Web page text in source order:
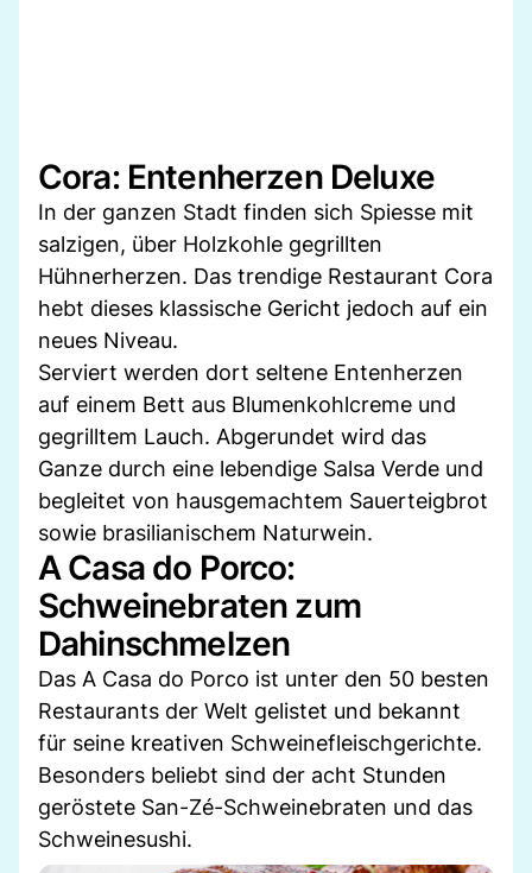
Cora: Entenherzen Deluxe
In der ganzen Stadt finden sich Spiesse mit
salzigen, über Holzkohle gegrillten
Hühnerherzen. Das trendige Restaurant Cora
hebt dieses klassische Gericht jedoch auf ein
neues Niveau.
Serviert werden dort seltene Entenherzen
auf einem Bett aus Blumenkohlcreme und
gegrilltem Lauch. Abgerundet wird das
Ganze durch eine lebendige Salsa Verde und
begleitet von hausgemachtem Sauerteigbrot
sowie brasilianischem Naturwein.
A Casa do Porco:
Schweinebraten zum
Dahinschmelzen
Das A Casa do Porco ist unter den 50 besten
Restaurants der Welt gelistet und bekannt
für seine kreativen Schweinefleischgerichte.
Besonders beliebt sind der acht Stunden
geröstete San-Zé-Schweinebraten und das
Schweinesushi.